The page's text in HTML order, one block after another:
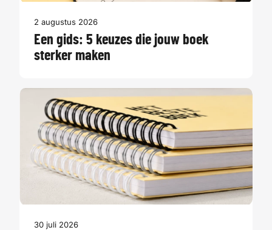
2 augustus 2026
Een gids: 5 keuzes die jouw boek
sterker maken
30 juli 2026